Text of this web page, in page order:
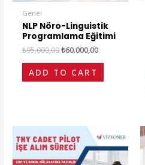
Genel
NLP Nöro-Linguistik
Programlama Eğitimi
₺95.000,00₺60.000,00
ADD TO CART
Original
price
was:
₺240.000,00.
price
is:
₺144.000,00.